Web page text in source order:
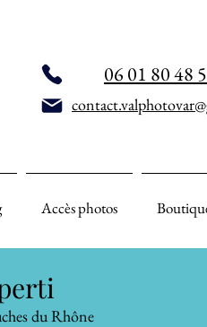
06 01 80 48
Accès photos
du Rhône